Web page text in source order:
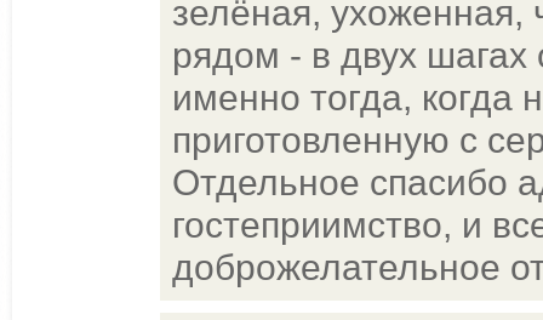
зелёная, ухоженная,
рядом - в двух
именно тогда, когда
приготовленную с
Отдельное спасибо
гостеприимство, и
доброжелательное